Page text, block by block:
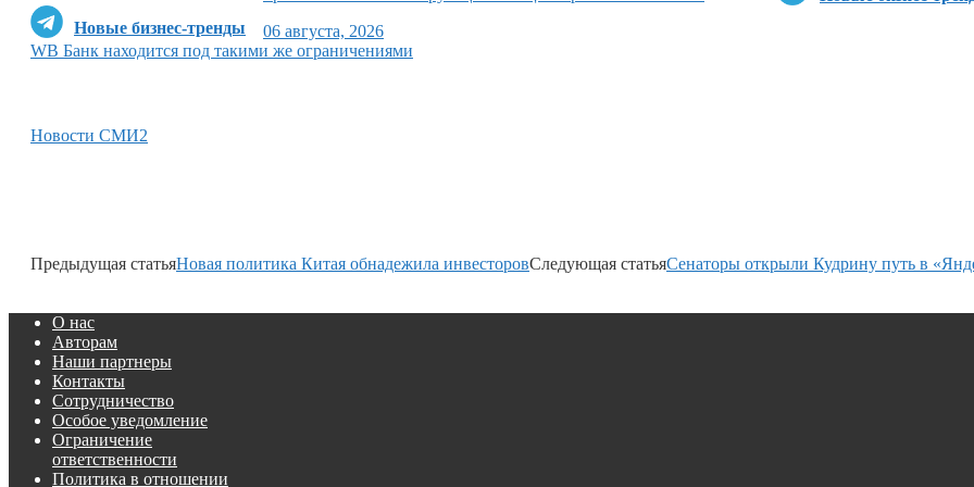
Новые бизнес-тренды
06 августа, 2026
WB Банк находится под такими же ограничениями
Новости СМИ2
Предыдущая статьяНовая политика Китая обнадежила инвесторовСледующая статьяСенаторы открыли Кудрину путь в
О нас
Авторам
Наши партнеры
Контакты
Сотрудничество
Особое уведомление
Ограничение
ответственности
Политика в отношении